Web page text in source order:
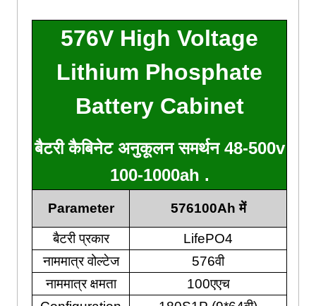
576V High Voltage
Lithium Phosphate
Battery CAbinet
बैटरी कैबिनेट अनुकूलन समर्थन 48-500v
100-1000ah .
Parameter 576100Ah में
बैटरी प्रकार
LifePO4
नाममात्र वोल्टेज
576वी
नाममात्र क्षमता
100एएच